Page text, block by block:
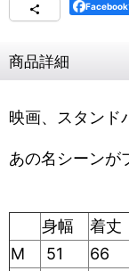
Facebook
商品詳細
映画、スタンド
あの名シーンが
身幅 着丈
M
51 66